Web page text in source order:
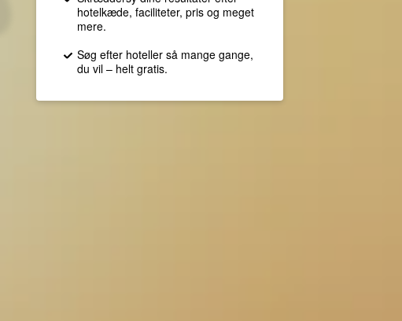
hotelkæde, faciliteter, pris og meget
mere.
Søg efter hoteller så mange gange,
du vil – helt gratis.